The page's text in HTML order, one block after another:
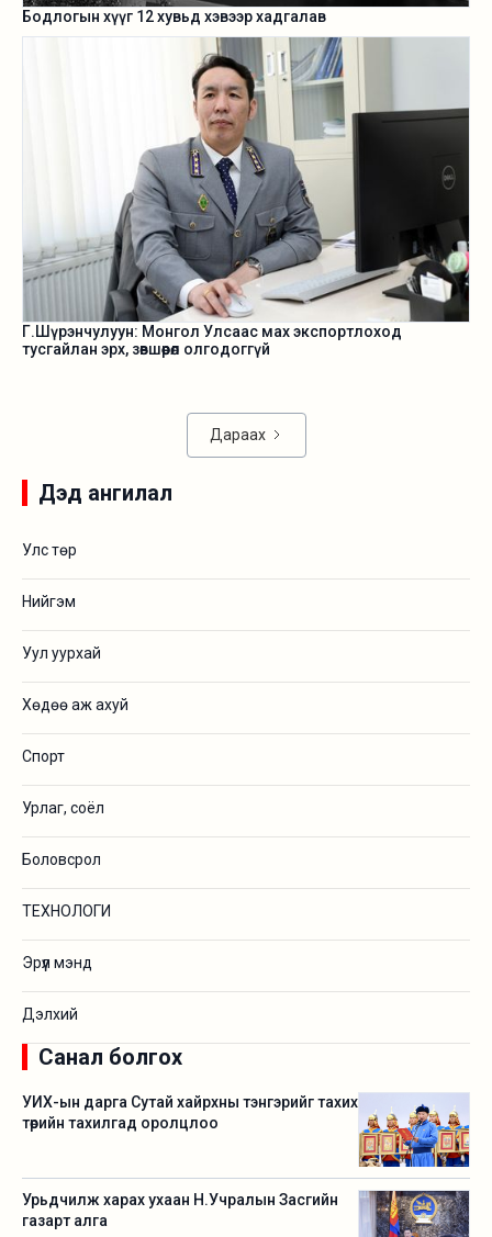
Бодлогын хүүг 12 хувьд хэвээр хадгалав
Г.Шүрэнчулуун: Монгол Улсаас мах экспортлоход
тусгайлан эрх, зөвшөөрөл олгодоггүй
Дараах
Дэд ангилал
Улс төр
Нийгэм
Уул уурхай
Хөдөө аж ахуй
Спорт
Урлаг, соёл
Боловсрол
ТЕХНОЛОГИ
Эрүүл мэнд
Дэлхий
Санал болгох
УИХ-ын дарга Сутай хайрхны тэнгэрийг тахих
төрийн тахилгад оролцлоо
Урьдчилж харах ухаан Н.Учралын Засгийн
газарт алга